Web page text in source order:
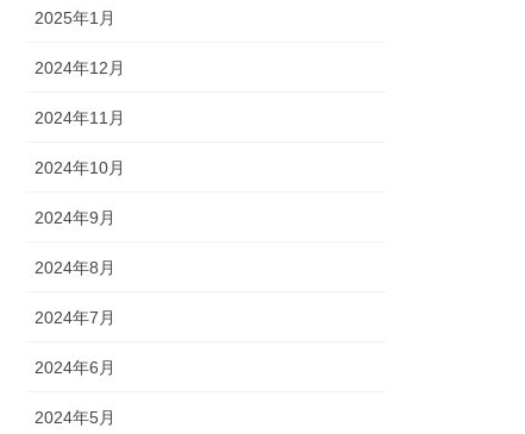
2025年1月
2024年12月
2024年11月
2024年10月
2024年9月
2024年8月
2024年7月
2024年6月
2024年5月